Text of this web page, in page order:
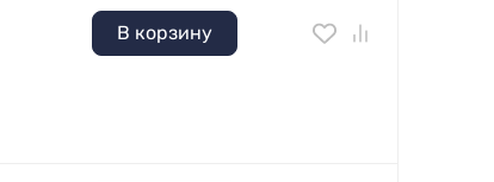
В корзину